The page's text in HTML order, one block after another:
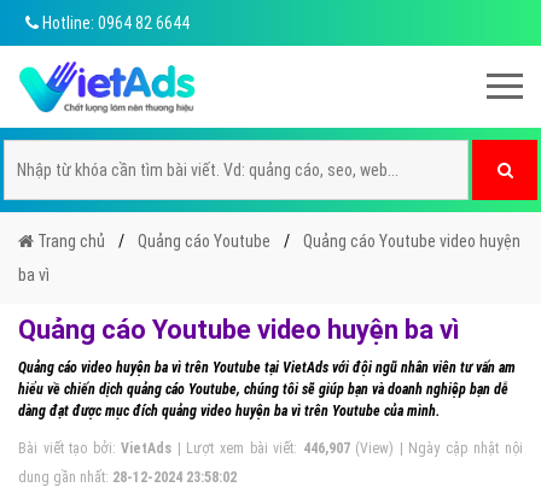
Hotline: 0964 82 6644
Trang chủ Quảng cáo Youtube
Quảng cáo Youtube video huyện
ba vì
Quảng cáo Youtube video huyện ba vì
Quảng cáo video huyện ba vì trên Youtube tại VietAds với đội ngũ nhân viên tư vấn am
hiểu về chiến dịch quảng cáo Youtube, chúng tôi sẽ giúp bạn và doanh nghiệp bạn dễ
dàng đạt được mục đích quảng video huyện ba vì trên Youtube của mình.
Bài viết tạo bởi:VietAds | Lượt xem bài viết: 446,907(View) | Ngày cập nhật nội
dung gần nhất: 28-12-2024 23:58:02